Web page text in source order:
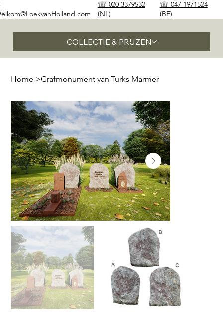
COLLECTIE & PRIJZEN
☏ 020 3379532
(NL)
☏ 047 1971524
(BE)
Home >Grafmonument van Turks Marmer